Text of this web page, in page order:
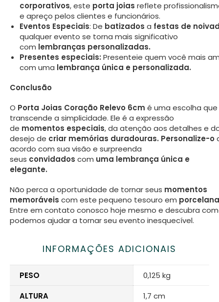
corporativos, este porta joias reflete
e apreço pelos clientes e funcionários.
Eventos Especiais: De batizados a festas de
qualquer evento se torna mais significativo
com lembranças personalizadas.
Presentes especiais: Presenteie quem você mais
com uma lembrança única e personalizada.
Conclusão
O Porta Joias Coração Relevo 6cm é uma escolha que
transcende a simplicidade. Ele é a expressão
de momentos especiais, da atenção aos detalhes e
desejo de criar memórias duradouras. Personalize-o
acordo com sua visão e surpreenda
seus convidados com uma lembrança única e
elegante.
Não perca a oportunidade de tornar seus momentos
memoráveis com este pequeno tesouro em porcelana
Entre em contato conosco hoje mesmo e descubra
podemos ajudar a tornar seu evento inesquecível.
INFORMAÇÕES ADICIONAIS
PESO
0,125 kg
ALTURA
1,7 cm